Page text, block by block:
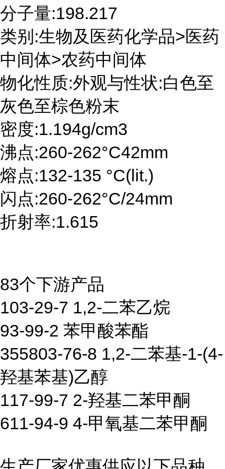
分子量:198.217
类别:生物及医药化学品>医药
中间体>农药中间体
物化性质:外观与性状:白色至
灰色至棕色粉末
密度:1.194g/cm3
沸点:260-262°C42mm
熔点:132-135 °C(lit.)
闪点:260-262°C/24mm
折射率:1.615
83个下游产品
103-29-7 1,2-二苯乙烷
93-99-2 苯甲酸苯酯
355803-76-8 1,2-二苯基-1-(4-
羟基苯基)乙醇
117-99-7 2-羟基二苯甲酮
611-94-9 4-甲氧基二苯甲酮